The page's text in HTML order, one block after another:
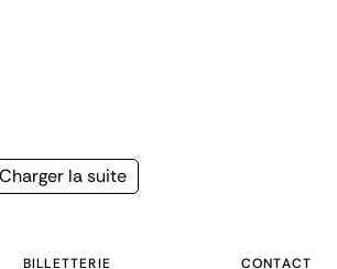
Page
Charger la suite
BILLETTERIE CONTACT